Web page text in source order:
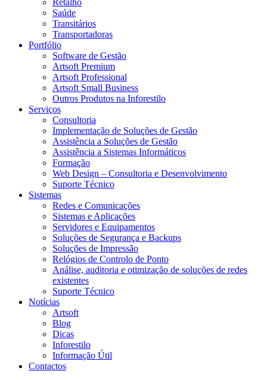
Saúde
Transitários
Transportadoras
Portfólio
Software de Gestão
Artsoft Premium
Artsoft Professional
Artsoft Small Business
Outros Produtos na Inforestilo
Serviços
Consultoria
Implementação de Soluções de Gestão
Assistência a Soluções de Gestão
Assistência a Sistemas Informáticos
Formação
Web Design – Consultoria e Desenvolvimento
Suporte Técnico
Sistemas
Redes e Comunicações
Sistemas e Aplicações
Servidores e Equipamentos
Soluções de Segurança e Backups
Soluções de Impressão
Relógios de Controlo de Ponto
Análise, auditoria e otimização de soluções de redes
existentes
Suporte Técnico
Notícias
Artsoft
Blog
Dicas
Inforestilo
Informação Útil
Contactos